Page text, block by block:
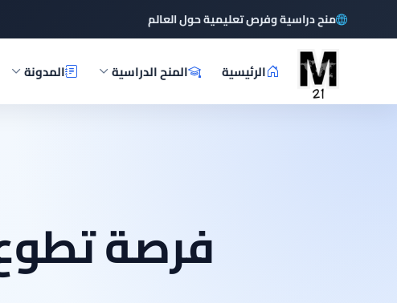
منح دراسية وفرص تعليمية حول العالم
الرئيسية المنح الدراسية المدونة